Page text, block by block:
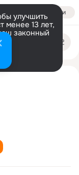
Войти
улучшить
менее 13 лет,
законный